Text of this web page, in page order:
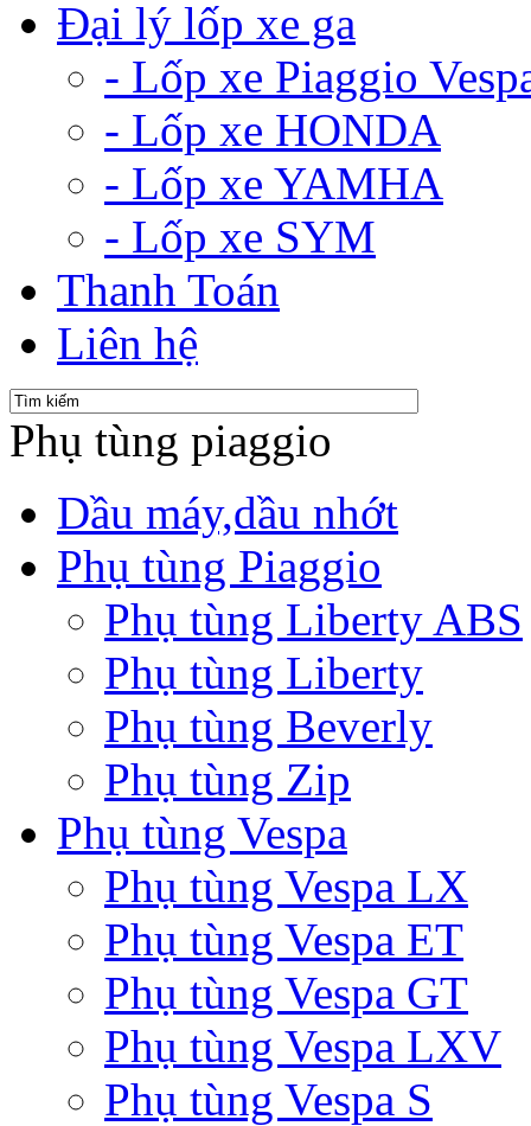
Đại lý lốp xe ga
- Lốp xe Piaggio
- Lốp xe HONDA
- Lốp xe YAMHA
- Lốp xe SYM
Thanh Toán
Liên hệ
Phụ tùng piaggio
Dầu máy,dầu nhớt
Phụ tùng Piaggio
Phụ tùng Liberty ABS
Phụ tùng Liberty
Phụ tùng Beverly
Phụ tùng Zip
Phụ tùng Vespa
Phụ tùng Vespa LX
Phụ tùng Vespa ET
Phụ tùng Vespa GT
Phụ tùng Vespa LXV
Phụ tùng Vespa S